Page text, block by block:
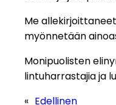
Me
myönnetään
Monipuolisten
lintuharrastajia ja
« Edellinen